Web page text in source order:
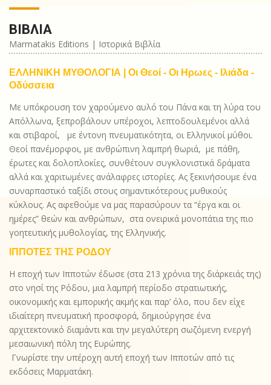
ΒΙΒΛΊΑ
Marmatakis Editions | Ιστορικά Βιβλία
ΕΛΛΗΝΙΚΗ ΜΥΘΟΛΟΓΙΑ | Οι Θεοί - Οι Ηρωες - Ιλιάδα -
Οδύσσεια
Με υπόκρουση τον χαρούμενο αυλό του Πάνα και τη λύρα του
Απόλλωνα, ξεπροβάλουν υπέροχοι, λεπτοδουλεμένοι αλλά
και στιβαροί, με έντονη πνευματικότητα, οι Ελληνικοί μύθοι.
Θεοί πανέμορφοι, με ανθρώπινη λαμπρή θωριά, με πάθη,
έρωτες και δολοπλοκίες, συνθέτουν συγκλονιστικά δράματα
αλλά και χαριτωμένες ανάλαφρες ιστορίες. Ας ξεκινήσουμε ένα
συναρπαστικό ταξίδι στους σημαντικότερους μυθικούς
κύκλους. Ας αφεθούμε να μας παρασύρουν τα “έργα και οι
ημέρες” θεών και ανθρώπων, στα ονειρικά μονοπάτια της πιο
γοητευτικής μυθολογίας, της Ελληνικής.
ΙΠΠΟΤΕΣ ΤΗΣ ΡΟΔΟΥ
Η εποχή των Ιπποτών έδωσε (στα 213 χρόνια της διάρκειάς της)
στο νησί της Ρόδου, μια λαμπρή περίοδο στρατιωτικής,
οικονομικής και εμπορικής ακμής και παρ’ όλο, που δεν είχε
ιδιαίτερη πνευματική προσφορά, δημιούργησε ένα
αρχιτεκτονικό διαμάντι και την μεγαλύτερη σωζόμενη ενεργή
μεσαιωνική πόλη της Ευρώπης.
Γνωρίστε την υπέροχη αυτή εποχή των Ιπποτών από τις
εκδόσεις Μαρματάκη.